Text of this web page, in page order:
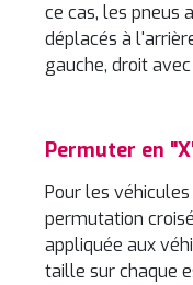
ce cas, les pneus
déplacés à
gauche, droit
Permuter en
Pour les
permutation
appliquée aux
taille sur chaque